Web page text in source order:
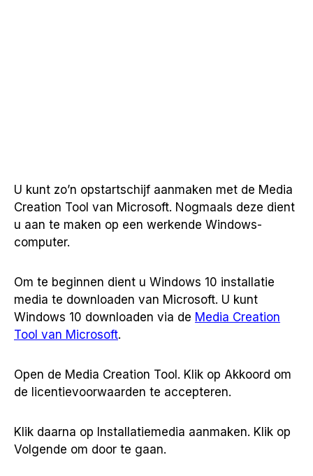
U kunt zo’n opstartschijf aanmaken met de Media
Creation Tool van Microsoft. Nogmaals deze dient
u aan te maken op een werkende Windows-
computer.
Om te beginnen dient u Windows 10 installatie
media te downloaden van Microsoft. U kunt
Windows 10 downloaden via de Media Creation
Tool van Microsoft.
Open de Media Creation Tool. Klik op Akkoord om
de licentievoorwaarden te accepteren.
Klik daarna op Installatiemedia aanmaken. Klik op
Volgende om door te gaan.